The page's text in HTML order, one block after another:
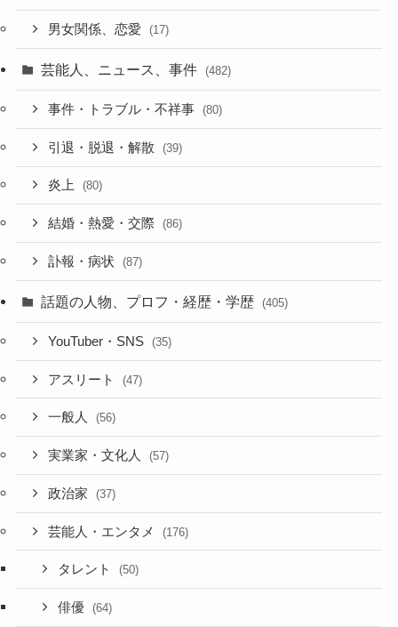
男女関係、恋愛 (17)
芸能人、ニュース、事件 (482)
事件・トラブル・不祥事 (80)
引退・脱退・解散 (39)
炎上 (80)
結婚・熱愛・交際 (86)
訃報・病状 (87)
話題の人物、プロフ・経歴・学歴 (405)
YouTuber・SNS (35)
アスリート (47)
一般人 (56)
実業家・文化人 (57)
政治家 (37)
芸能人・エンタメ (176)
タレント (50)
俳優 (64)